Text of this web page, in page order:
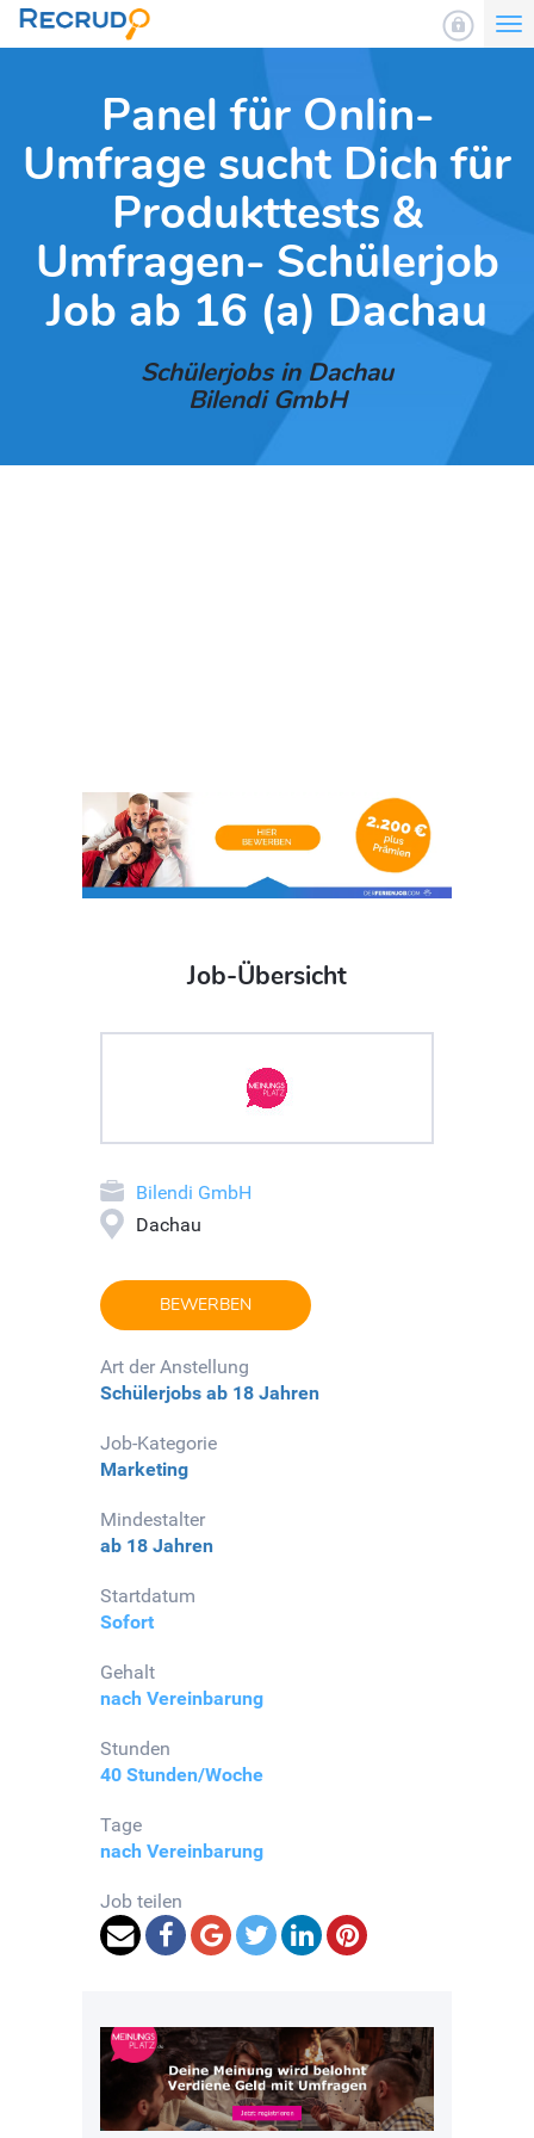
Panel für Onlin-
Umfrage sucht Dich für
Produkttests &
Umfragen- Schülerjob
Job ab 16 (a) Dachau
Schülerjobs in Dachau
Bilendi GmbH
Job-Übersicht
Bilendi GmbH
Dachau
BEWERBEN
Art der Anstellung
Schülerjobs ab 18 Jahren
Job-Kategorie
Marketing
Mindestalter
ab 18 Jahren
Startdatum
Sofort
Gehalt
nach Vereinbarung
Stunden
40 Stunden/Woche
Tage
nach Vereinbarung
Job teilen